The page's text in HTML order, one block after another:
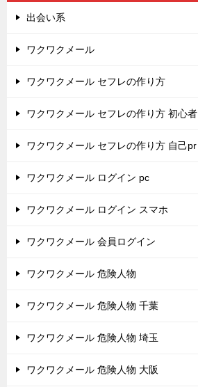
出会い系
ワクワクメール
ワクワクメール セフレの作り方
ワクワクメール セフレの作り方 初心者
ワクワクメール セフレの作り方 自己pr
ワクワクメール ログイン pc
ワクワクメール ログイン スマホ
ワクワクメール 会員ログイン
ワクワクメール 危険人物
ワクワクメール 危険人物 千葉
ワクワクメール 危険人物 埼玉
ワクワクメール 危険人物 大阪